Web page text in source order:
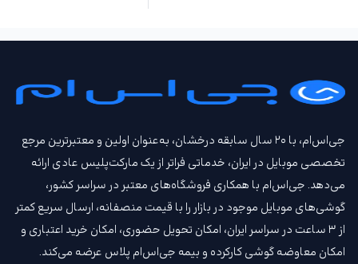
جی‌اس‌ام، با ۲۰ سال سابقه درخشان، به‌عنوان اولین و معتبرترین مرجع
تخصصی موبایل در ایران، خدماتی فراتر از یک مارکت‌پلیس عادی ارائه
می‌دهد. جی‌اس‌ام با همکاری فروشگاه‌های معتبر در سراسر کشور،
گوشی‌های موبایل موجود در بازار را با قیمت‌ منصفانه، ارسال سریع کمتر
از ۳ ساعت در سراسر ایران، امکان تحویل حضوری، امکان خرید اعتباری و
امکان معاوضه گوشی کارکرده و بیمه جی‌اس‌ام‌ پلاس عرضه می‌کند.